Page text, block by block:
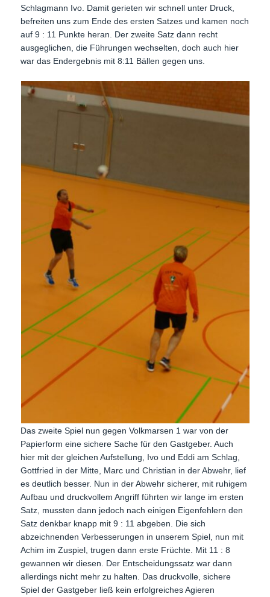
Schlagmann Ivo. Damit gerieten wir schnell unter Druck,
befreiten uns zum Ende des ersten Satzes und kamen noch
auf 9 : 11 Punkte heran. Der zweite Satz dann recht
ausgeglichen, die Führungen wechselten, doch auch hier
war das Endergebnis mit 8:11 Bällen gegen uns.
Das zweite Spiel nun gegen Volkmarsen 1 war von der
Papierform eine sichere Sache für den Gastgeber. Auch
hier mit der gleichen Aufstellung, Ivo und Eddi am Schlag,
Gottfried in der Mitte, Marc und Christian in der Abwehr, lief
es deutlich besser. Nun in der Abwehr sicherer, mit ruhigem
Aufbau und druckvollem Angriff führten wir lange im ersten
Satz, mussten dann jedoch nach einigen Eigenfehlern den
Satz denkbar knapp mit 9 : 11 abgeben. Die sich
abzeichnenden Verbesserungen in unserem Spiel, nun mit
Achim im Zuspiel, trugen dann erste Früchte. Mit 11 : 8
gewannen wir diesen. Der Entscheidungssatz war dann
allerdings nicht mehr zu halten. Das druckvolle, sichere
Spiel der Gastgeber ließ kein erfolgreiches Agieren